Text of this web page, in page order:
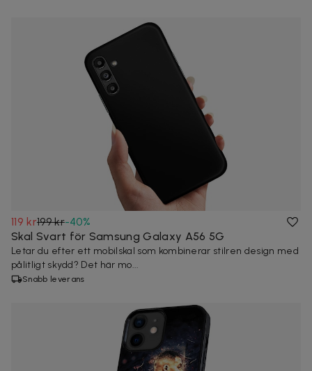
119 kr199 kr-40%
Skal Svart för Samsung Galaxy A56 5G
Letar du efter ett mobilskal som kombinerar stilren design med
pålitligt skydd? Det här mo...
Snabb leverans